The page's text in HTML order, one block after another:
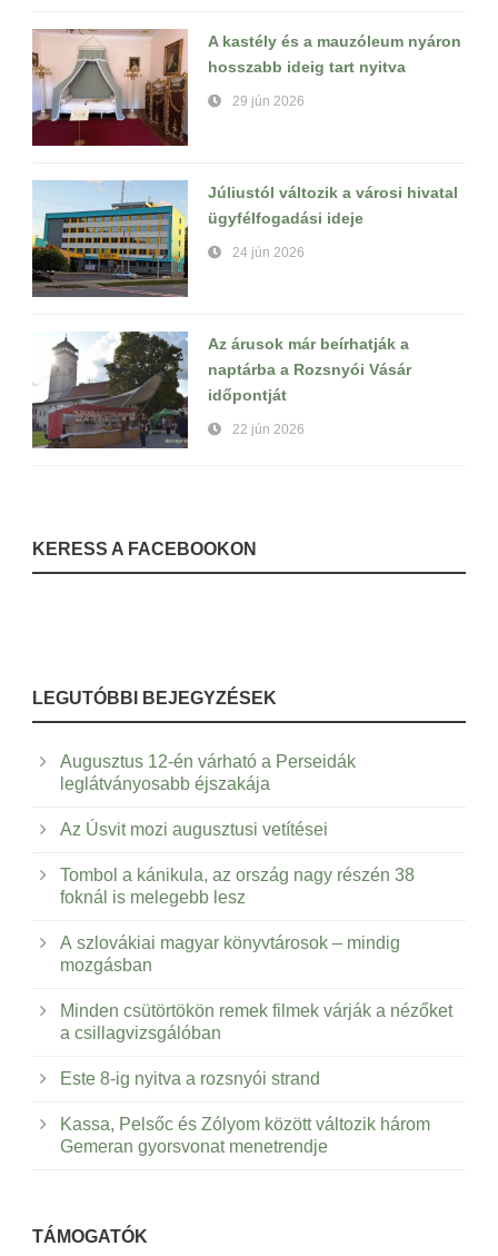
A kastély és a mauzóleum nyáron
hosszabb ideig tart nyitva
29 jún 2026
Júliustól változik a városi hivatal
ügyfélfogadási ideje
24 jún 2026
Az árusok már beírhatják a
naptárba a Rozsnyói Vásár
időpontját
22 jún 2026
KERESS A FACEBOOKON
LEGUTÓBBI BEJEGYZÉSEK
Augusztus 12-én várható a Perseidák
leglátványosabb éjszakája
Az Úsvit mozi augusztusi vetítései
Tombol a kánikula, az ország nagy részén 38
foknál is melegebb lesz
A szlovákiai magyar könyvtárosok – mindig
mozgásban
Minden csütörtökön remek filmek várják a nézőket
a csillagvizsgálóban
Este 8-ig nyitva a rozsnyói strand
Kassa, Pelsőc és Zólyom között változik három
Gemeran gyorsvonat menetrendje
TÁMOGATÓK